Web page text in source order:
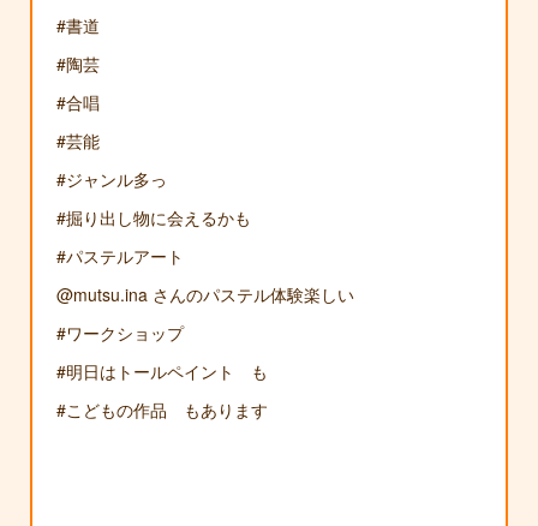
#書道
#陶芸
#合唱
#芸能
#ジャンル多っ
#掘り出し物に会えるかも
#パステルアート
@mutsu.ina さんのパステル体験楽しい
#ワークショップ
#明日はトールペイント も
#こどもの作品 もあります